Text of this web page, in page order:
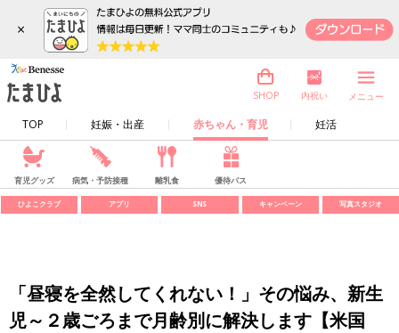
×
TOP 妊娠・出産 赤ちゃん・育児 妊活
SHOP 内祝い メニュー
育児グッズ 病気・予防接種 離乳食 優待パス
ひよこクラブ アプリ SNS キャンペーン 写真スタジオ
「昼寝を全然してくれない！」その悩み、新生
児～２歳ごろまで月齢別に解決します【米国